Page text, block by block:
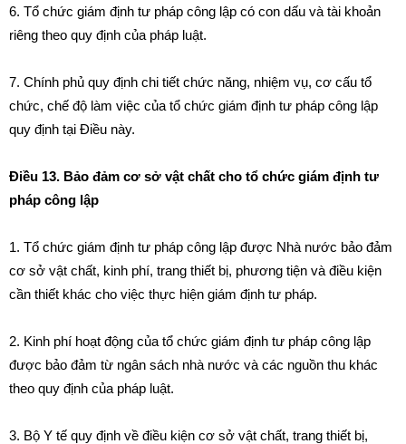
6. Tổ chức giám định tư pháp công lập có con dấu và tài khoản
riêng theo quy định của pháp luật.
7. Chính phủ quy định chi tiết chức năng, nhiệm vụ, cơ cấu tổ
chức, chế độ làm việc của tổ chức giám định tư pháp công lập
quy định tại Điều này.
Điều 13. Bảo đảm cơ sở vật chất cho tổ chức giám định tư
pháp công lập
1. Tổ chức giám định tư pháp công lập được Nhà nước bảo đảm
cơ sở vật chất, kinh phí, trang thiết bị, phương tiện và điều kiện
cần thiết khác cho việc thực hiện giám định tư pháp.
2. Kinh phí hoạt động của tổ chức giám định tư pháp công lập
được bảo đảm từ ngân sách nhà nước và các nguồn thu khác
theo quy định của pháp luật.
3. Bộ Y tế quy định về điều kiện cơ sở vật chất, trang thiết bị,